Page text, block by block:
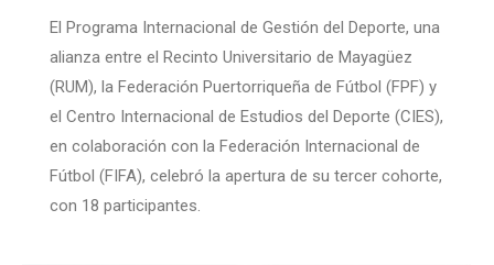
El Programa Internacional de Gestión del Deporte, una
alianza entre el Recinto Universitario de Mayagüez
(RUM), la Federación Puertorriqueña de Fútbol (FPF) y
el Centro Internacional de Estudios del Deporte (CIES),
en colaboración con la Federación Internacional de
Fútbol (FIFA), celebró la apertura de su tercer cohorte,
con 18 participantes.